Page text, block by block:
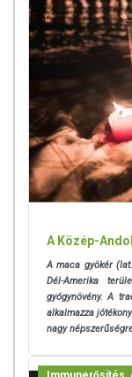
A Közép-
A maca gyökér
Dél-Amerika
gyógynövény. A
alkalmazza
nagy